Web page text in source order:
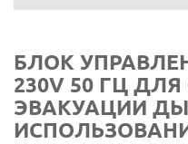
БЛОК
230V 50 ГЦ
ЭВАКУАЦИИ